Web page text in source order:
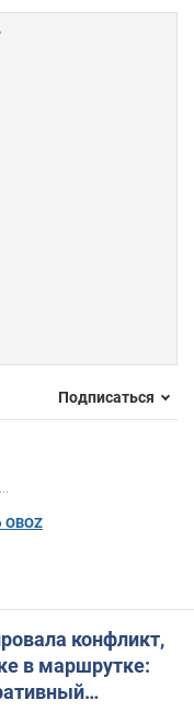
Подписаться
OBOZ
конфликт,
в маршрутке: